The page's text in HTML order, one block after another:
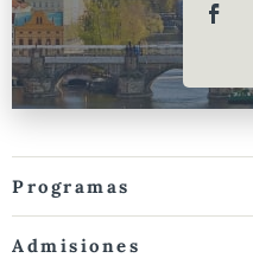
Programas
Admisiones